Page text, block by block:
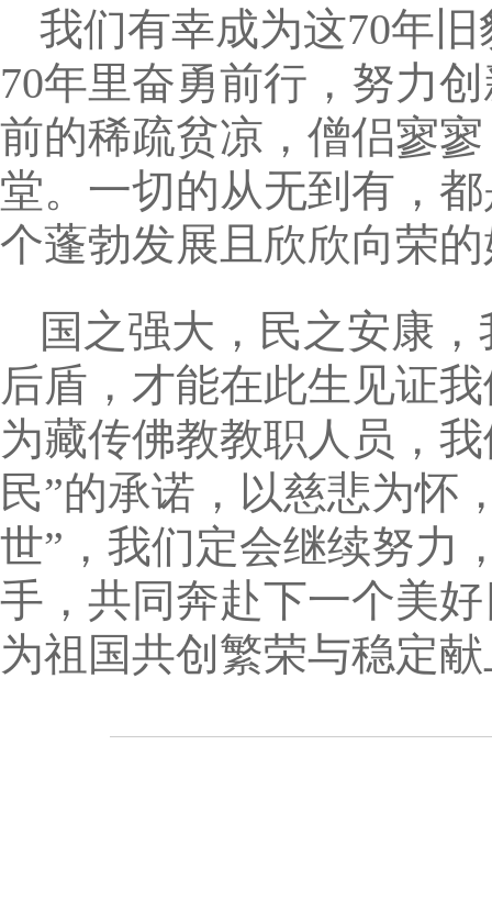
我们有幸成为这70年
70年里奋勇前行，努力
前的稀疏贫凉，僧侣寥
堂。一切的从无到有，
个蓬勃发展且欣欣向荣
国之强大，民之安康
后盾，才能在此生见证
为藏传佛教教职人员，
民”的承诺，以慈悲为怀
世”，我们定会继续努力
手，共同奔赴下一个美
为祖国共创繁荣与稳定